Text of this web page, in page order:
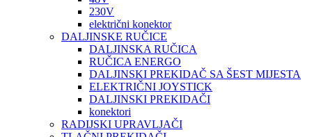
230V
električni konektor
DALJINSKE RUČICE
DALJINSKA RUČICA
RUČICA ENERGO
DALJINSKI PREKIDAČ SA ŠEST MIJESTA
ELEKTRIČNI JOYSTICK
DALJINSKI PREKIDAČI
konektori
RADIJSKI UPRAVLJAČI